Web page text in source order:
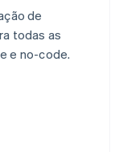
de
todas as
e no-code.